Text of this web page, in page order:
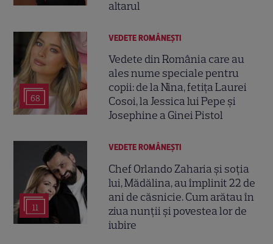
altarul
68
VEDETE ROMÂNEŞTI
Vedete din România care au
ales nume speciale pentru
copii: de la Nina, fetița Laurei
Cosoi, la Jessica lui Pepe și
Josephine a Ginei Pistol
11
VEDETE ROMÂNEŞTI
Chef Orlando Zaharia și soția
lui, Mădălina, au împlinit 22 de
ani de căsnicie. Cum arătau în
ziua nunții și povestea lor de
iubire